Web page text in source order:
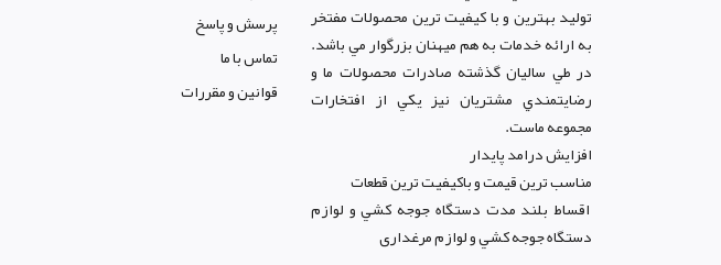
توليد بهترين و با کيفيت ترين محصولات مفتخر
به ارائه خدمات به هم ميهنان بزرگوار مي باشد.
در طي ساليان گذشته صادرات محصولات ما و
رضايتمندي مشتريان نيز يکي از افتخارات
مجموعه ماست.
افزايش درامد پايدار
مناسب ترين قيمت و باکيفيت ترين قطعات
اقساط بلند مدت دستگاه جوجه کشي و لوازم
دستگاه جوجه کشي و لوازم مرغداری
پرسش و پاسخ
تماس با ما
قوانين و مقررات